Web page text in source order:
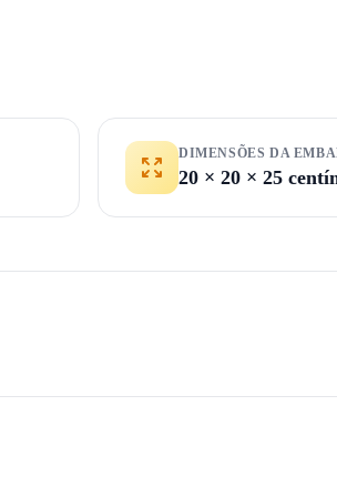
DIMENSÕES DA
20 × 20 × 25